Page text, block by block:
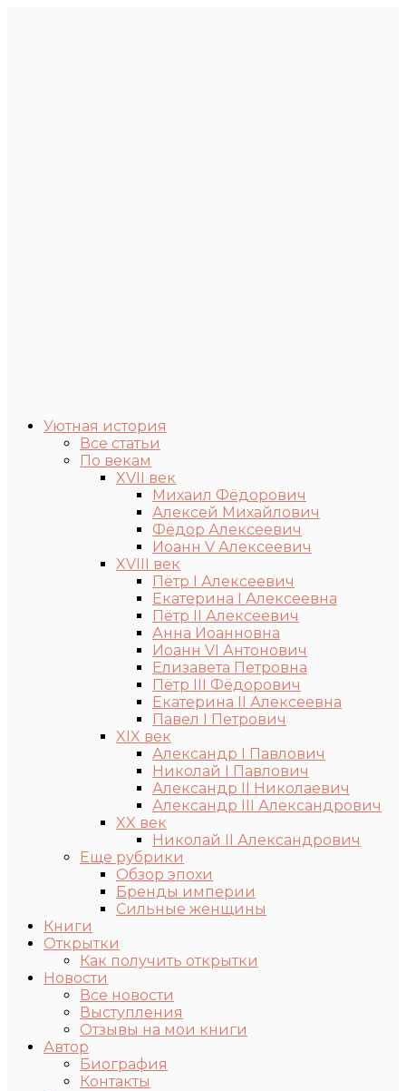
Уютная история
Все статьи
По векам
XVII век
Михаил Фёдорович
Алексей Михайлович
Фёдор Алексеевич
Иоанн V Алексеевич
XVIII век
Пётр I Алексеевич
Екатерина I Алексеевна
Пётр II Алексеевич
Анна Иоанновна
Иоанн VI Антонович
Елизавета Петровна
Пётр III Фёдорович
Екатерина II Алексеевна
Павел I Петрович
XIX век
Александр I Павлович
Николай I Павлович
Александр II Николаевич
Александр III Александрович
XX век
Николай II Александрович
Еще рубрики
Обзор эпохи
Бренды империи
Сильные женщины
Книги
Открытки
Как получить открытки
Новости
Все новости
Выступления
Отзывы на мои книги
Автор
Биография
Контакты